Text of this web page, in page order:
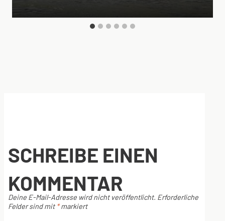
SCHREIBE EINEN
KOMMENTAR
Deine E-Mail-Adresse wird nicht veröffentlicht. Erforderliche
Felder sind mit *markiert